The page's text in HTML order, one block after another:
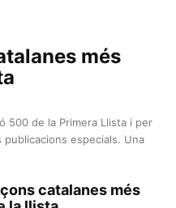
més
500 de la Primera Llista i per
especials. Una
catalanes més